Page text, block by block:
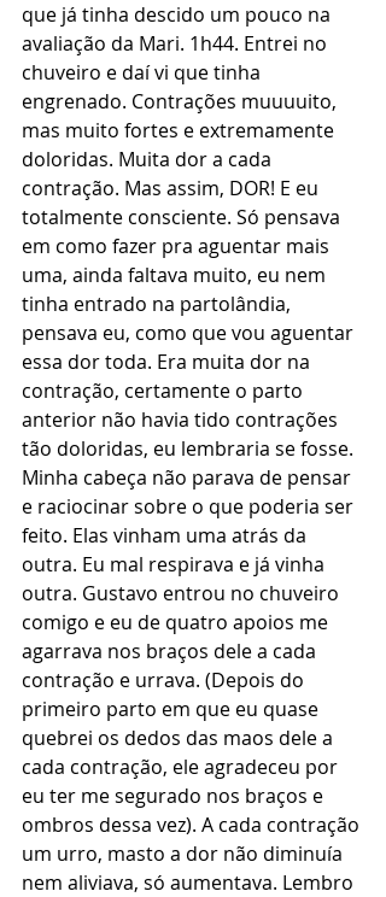
que já tinha descido um pouco na
avaliação da Mari. 1h44. Entrei no
chuveiro e daí vi que tinha
engrenado. Contrações muuuuito,
mas muito fortes e extremamente
doloridas. Muita dor a cada
contração. Mas assim, DOR! E eu
totalmente consciente. Só pensava
em como fazer pra aguentar mais
uma, ainda faltava muito, eu nem
tinha entrado na partolândia,
pensava eu, como que vou aguentar
essa dor toda. Era muita dor na
contração, certamente o parto
anterior não havia tido contrações
tão doloridas, eu lembraria se fosse.
Minha cabeça não parava de pensar
e raciocinar sobre o que poderia ser
feito. Elas vinham uma atrás da
outra. Eu mal respirava e já vinha
outra. Gustavo entrou no chuveiro
comigo e eu de quatro apoios me
agarrava nos braços dele a cada
contração e urrava. (Depois do
primeiro parto em que eu quase
quebrei os dedos das maos dele a
cada contração, ele agradeceu por
eu ter me segurado nos braços e
ombros dessa vez). A cada contração
um urro, masto a dor não diminuía
nem aliviava, só aumentava. Lembro